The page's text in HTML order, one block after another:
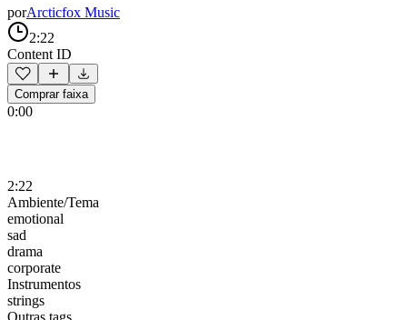
porArcticfox Music
2:22
Content ID
Comprar faixa
0:00
2:22
Ambiente/Tema
emotional
sad
drama
corporate
Instrumentos
strings
Outras tags